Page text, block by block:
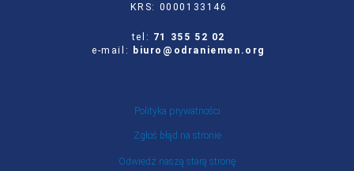
KRS: 0000133146
tel: 71 355 52 02
e-mail:
biuro@odraniemen.org
Polityka prywatności
Zgłoś błąd na stronie
Odwiedź naszą starą stronę